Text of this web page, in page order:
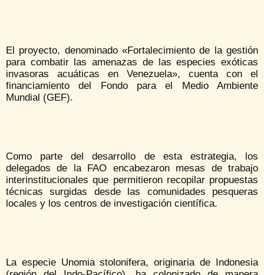
El proyecto, denominado «Fortalecimiento de la gestión
para combatir las amenazas de las especies exóticas
invasoras acuáticas en Venezuela», cuenta con el
financiamiento del Fondo para el Medio Ambiente
Mundial (GEF).
Como parte del desarrollo de esta estrategia, los
delegados de la FAO encabezaron mesas de trabajo
interinstitucionales que permitieron recopilar propuestas
técnicas surgidas desde las comunidades pesqueras
locales y los centros de investigación científica.
La especie Unomia stolonifera, originaria de Indonesia